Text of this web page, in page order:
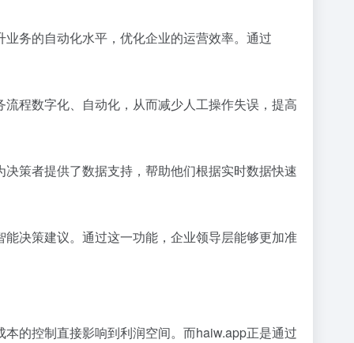
务的自动化水平，优化企业的运营效率。通过
程数字化、自动化，从而减少人工操作失误，提高
策者提供了数据支持，帮助他们根据实时数据快速
决策建议。通过这一功能，企业领导层能够更加准
的控制直接影响到利润空间。而haiw.app正是通过